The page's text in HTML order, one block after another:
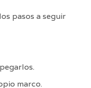
pasos a seguir
marco.